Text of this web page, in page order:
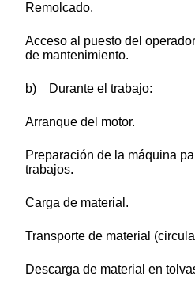
Remolcado.
Acceso al puesto del
de mantenimiento.
b) Durante el trabajo:
Arranque del motor.
Preparación de la máquina
trabajos.
Carga de material.
Transporte de material
Descarga de material en